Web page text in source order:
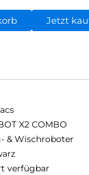
Jetzt
X2 COMBO
& Wischroboter
verfügbar